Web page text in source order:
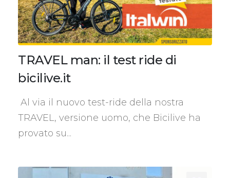
TRAVEL man: il test ride di
bicilive.it
Al via il nuovo test-ride della nostra
TRAVEL, versione uomo, che Bicilive ha
provato su...